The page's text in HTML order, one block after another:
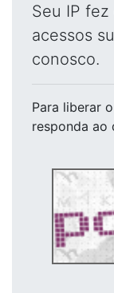
Seu IP
acessos
conosco.
Para liberar
responda ao